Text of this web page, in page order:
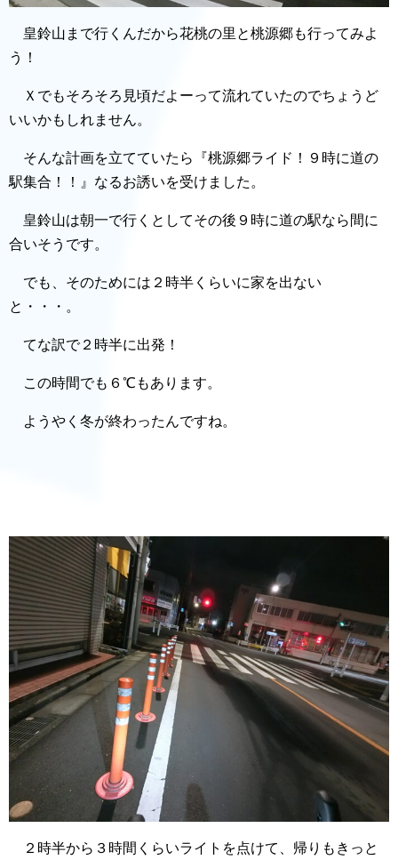
皇鈴山まで行くんだから花桃の里と桃源郷も行ってみよ
う！
Ｘでもそろそろ見頃だよーって流れていたのでちょうど
いいかもしれません。
そんな計画を立てていたら『桃源郷ライド！９時に道の
駅集合！！』なるお誘いを受けました。
皇鈴山は朝一で行くとしてその後９時に道の駅なら間に
合いそうです。
でも、そのためには２時半くらいに家を出ない
と・・・。
てな訳で２時半に出発！
この時間でも６℃もあります。
ようやく冬が終わったんですね。
２時半から３時間くらいライトを点けて、帰りもきっと